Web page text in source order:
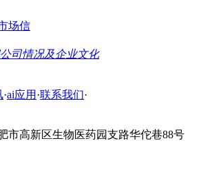
场信
公司情况及企业文化
·ai应用 ·联系我们·
市高新区生物医药园支路华佗巷88号